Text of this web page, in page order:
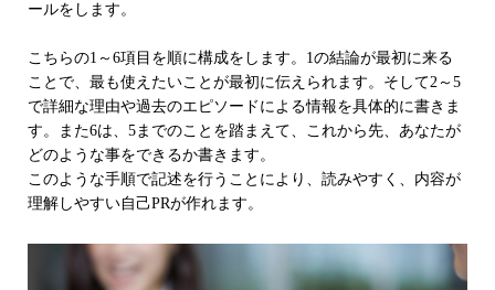
ールをします。
こちらの1～6項目を順に構成をします。1の結論が最初に来る
ことで、最も使えたいことが最初に伝えられます。そして2～5
で詳細な理由や過去のエピソードによる情報を具体的に書きま
す。また6は、5までのことを踏まえて、これから先、あなたが
どのような事をできるか書きます。
このような手順で記述を行うことにより、読みやすく、内容が
理解しやすい自己PRが作れます。